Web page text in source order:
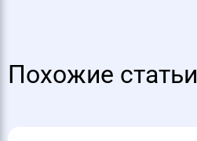
Похожие статьи